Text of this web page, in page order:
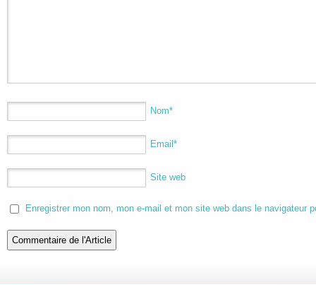
Nom*
Email*
Site web
Enregistrer mon nom, mon e-mail et mon site web dans le navigateur